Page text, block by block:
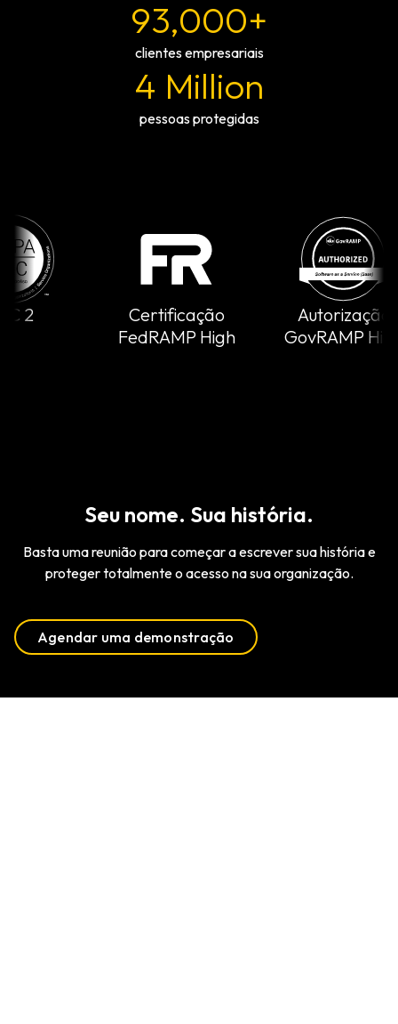
93,000+
clientes empresariais
4 Million
pessoas protegidas
2
Certificação
FedRAMP High
Autorização
GovRAMP High
Seu nome. Sua história.
Basta uma reunião para começar a escrever sua história e
proteger totalmente o acesso na sua organização.
Agendar uma demonstração